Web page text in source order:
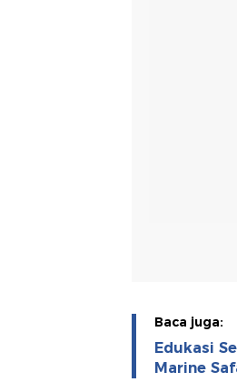
Baca juga:
Edukasi
Marine